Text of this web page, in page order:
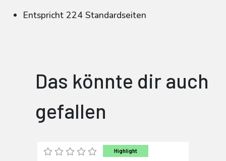
Entspricht 224 Standardseiten
Das könnte dir auch
gefallen
Highlight